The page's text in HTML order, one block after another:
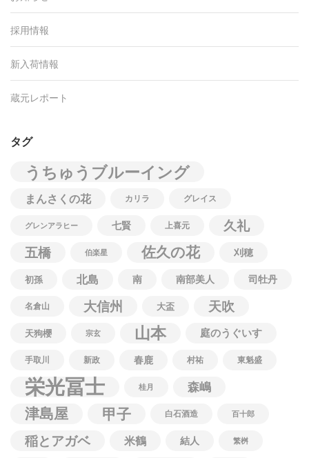
採用情報
新入荷情報
蔵元レポート
タグ
うちゅうブルーイング
まんさくの花 カリラ グレイス
グレンアラヒー 七賢 上喜元
久礼
五橋
伯楽星 佐久の花 刈穂
初孫 北島 南 南部美人 司牡丹
名倉山 大信州 大盃 天吹
天狗櫻 宗玄 山本 庭のうぐいす
手取川 新政 春鹿 村祐 東魁盛
栄光冨士 桂月 森嶋
津島屋 甲子 白石酒造 百十郎
稲とアガベ 米鶴 結人 繁桝